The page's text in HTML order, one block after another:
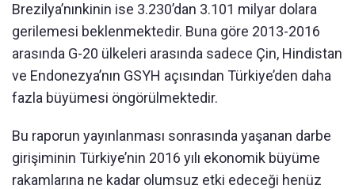
Brezilya’nınkinin ise 3.230’dan 3.101 milyar dolara
gerilemesi beklenmektedir. Buna göre 2013-2016
arasında G-20 ülkeleri arasında sadece Çin, Hindistan
ve Endonezya’nın GSYH açısından Türkiye’den daha
fazla büyümesi öngörülmektedir.
Bu raporun yayınlanması sonrasında yaşanan darbe
girişiminin Türkiye’nin 2016 yılı ekonomik büyüme
rakamlarına ne kadar olumsuz etki edeceği henüz